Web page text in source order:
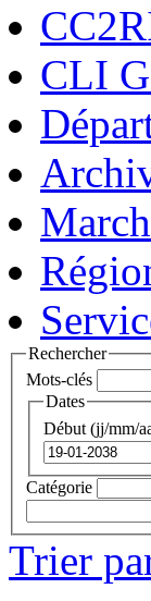
CLI
Rechercher
Mots-clés
Dates
Début (jj/mm/
Catégorie
Trier